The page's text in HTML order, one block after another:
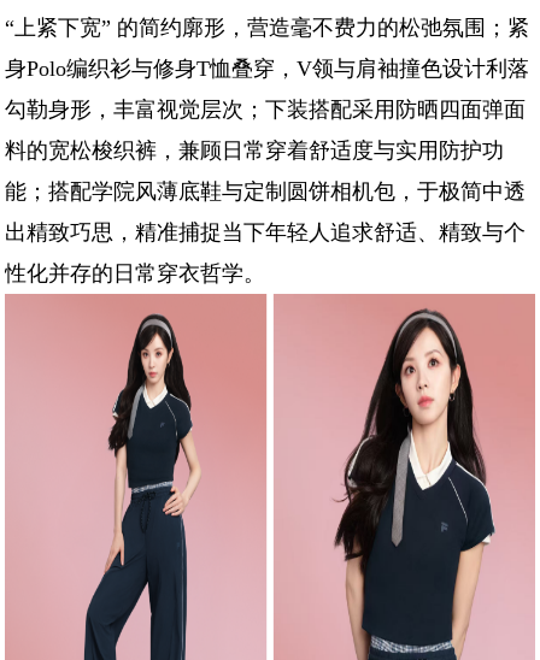
“上紧下宽” 的简约廓形，营造毫不费力的松弛氛围；紧
身Polo编织衫与修身T恤叠穿，V领与肩袖撞色设计利落
勾勒身形，丰富视觉层次；下装搭配采用防晒四面弹面
料的宽松梭织裤，兼顾日常穿着舒适度与实用防护功
能；搭配学院风薄底鞋与定制圆饼相机包，于极简中透
出精致巧思，精准捕捉当下年轻人追求舒适、精致与个
性化并存的日常穿衣哲学。